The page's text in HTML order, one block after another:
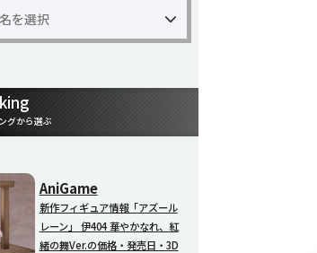
グから選ぶ
AniGame
新作フィギュア情報「アズール
レーン」 伊404 華やかなれ、紅
緒の舞Ver.の価格・発売日・3D